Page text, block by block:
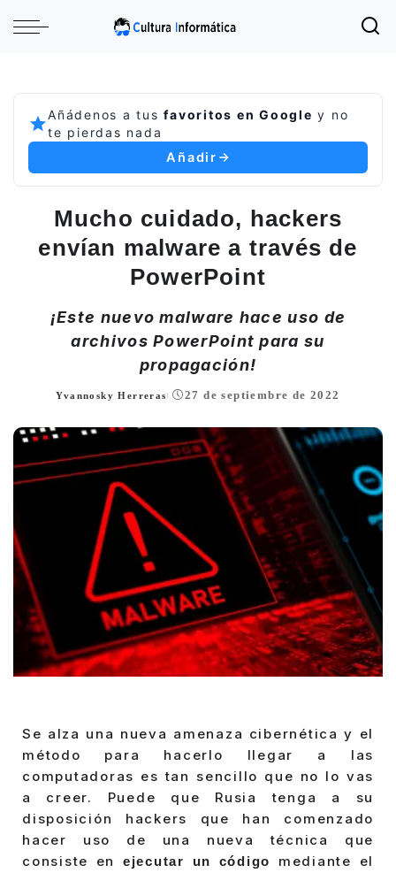
Añádenos a tusfavoritos en Google y no
te pierdas nada
Añadir
Mucho cuidado, hackers
envían malware a través de
PowerPoint
¡Este nuevo malware hace uso de
archivos PowerPoint para su
propagación!
Posted
Yvannosky Herreras 27 de septiembre de 2022
Se alza una nueva amenaza cibernética y el
método para hacerlo llegar a las
computadoras es tan sencillo que no lo vas
a creer. Puede que Rusia tenga a su
disposición hackers que han comenzado
hacer uso de una nueva técnica que
consiste en ejecutar un código
mediante el